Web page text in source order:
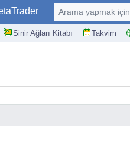
Sinir Ağları Kitabı Takvim
Arama yapmak için